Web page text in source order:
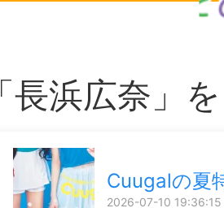
「長浜広奈」
Cuugalの夏
2026-07-10 19:36:15